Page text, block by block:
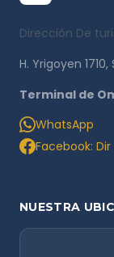
Dirección De
H. Yrigoyen
Terminal de
WhatsApp
Facebook:
NUESTRA